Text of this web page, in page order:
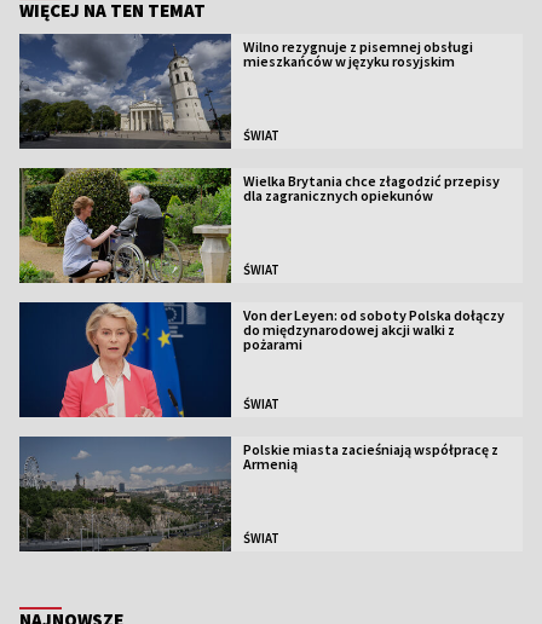
WIĘCEJ NA TEN TEMAT
Wilno rezygnuje z pisemnej obsługi
mieszkańców w języku rosyjskim
ŚWIAT
Wielka Brytania chce złagodzić przepisy
dla zagranicznych opiekunów
ŚWIAT
Von der Leyen: od soboty Polska dołączy
do międzynarodowej akcji walki z
pożarami
ŚWIAT
Polskie miasta zacieśniają współpracę z
Armenią
ŚWIAT
NAJNOWSZE